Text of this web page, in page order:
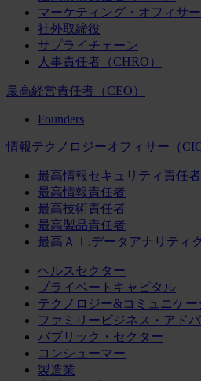
マーケティング・オフィサー
社外取締役
サプライチェーン
人事責任者（CHRO）
最高経営責任者（CEO）
Founders
情報テクノロジーオフィサー（
最高情報セキュリティ責任者
最高情報責任者
最高技術責任者
最高製品責任者
最高ＡＩ,データアナリティ
ヘルスセクター
プライベートキャピタル
テクノロジー&コミュニケー
ファミリービジネス・アド
パブリック・セクター
コンシューマー
製造業